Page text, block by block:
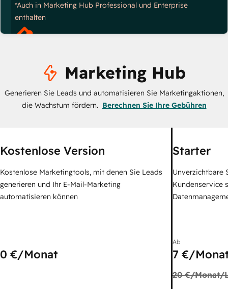
*Auch in Marketing Hub Professional und Enterprise
enthalten
Marketing Hub
Generieren Sie Leads und automatisieren Sie Marketingaktionen,
die Wachstum fördern. Berechnen Sie Ihre Gebühren
Kostenlose Version
Kostenlose Marketingtools, mit denen Sie Leads
generieren und Ihr E-Mail-Marketing
automatisieren können
0 €/Monat
Starter
Unverzichtbare
Kundenservice
Ab
7 €/
20 €/Monat/